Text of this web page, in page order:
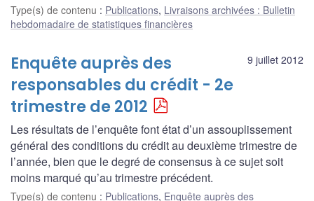
Type(s) de contenu : Publications, Livraisons archivées : Bulletin
hebdomadaire de statistiques financières
9 juillet 2012
Enquête auprès des
responsables du crédit - 2e
trimestre de 2012
Les résultats de l’enquête font état d’un assouplissement
général des conditions du crédit au deuxième trimestre de
l’année, bien que le degré de consensus à ce sujet soit
moins marqué qu’au trimestre précédent.
Type(s) de contenu : Publications, Enquête auprès des